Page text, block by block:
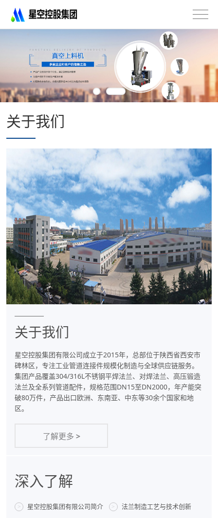
控
限
公
法
兰
管
道
配
件
专
业
制
造
关于我们
关于我们
星空控股集团有限公司成立于2015年，总部位于陕西省西安市
碑林区，专注工业管道连接件规模化制造与全球供应链服务。
集团产品覆盖304/316L不锈钢平焊法兰、对焊法兰、高压锻造
法兰及全系列管道配件，规格范围DN15至DN2000，年产能突
破80万件，产品出口欧洲、东南亚、中东等30余个国家和地
区。
了解更多 >
深入了解
> 星空控股集团有限公司简介 > 法兰制造工艺与技术创新